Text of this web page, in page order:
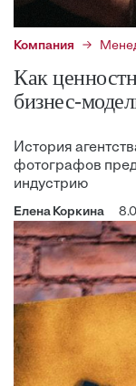
Компания
Как
бизнес-
История
фотографов
индустрию
Елена Коркина